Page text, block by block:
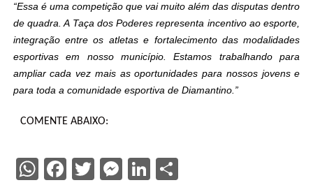
“Essa é uma competição que vai muito além das disputas dentro
de quadra. A Taça dos Poderes representa incentivo ao esporte,
integração entre os atletas e fortalecimento das modalidades
esportivas em nosso município. Estamos trabalhando para
ampliar cada vez mais as oportunidades para nossos jovens e
para toda a comunidade esportiva de Diamantino.”
COMENTE ABAIXO:
WhatsApp
Facebook
Twitter
Messenger
LinkedIn
Share